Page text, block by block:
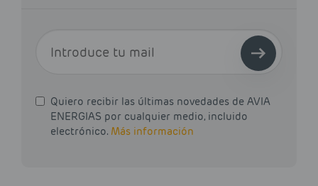
Quiero recibir las últimas novedades de AVIA
ENERGIAS por cualquier medio, incluido
electrónico. Más información